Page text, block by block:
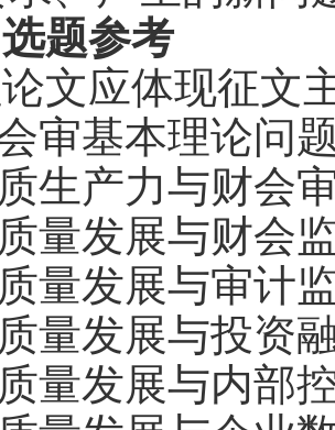
题参考
文应体现征文
审基本理论问
生产力与财会
量发展与财会
量发展与审计
量发展与投资
量发展与内部